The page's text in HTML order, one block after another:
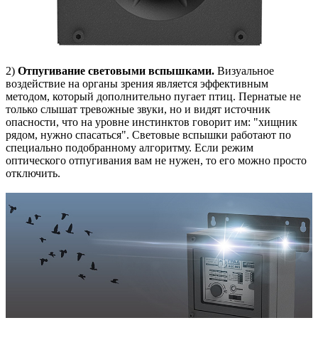
2) Отпугивание световыми вспышками. Визуальное
воздействие на органы зрения является эффективным
методом, который дополнительно пугает птиц. Пернатые не
только слышат тревожные звуки, но и видят источник
опасности, что на уровне инстинктов говорит им: "хищник
рядом, нужно спасаться". Световые вспышки работают по
специально подобранному алгоритму. Если режим
оптического отпугивания вам не нужен, то его можно просто
отключить.